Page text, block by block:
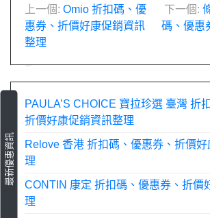
文
章
導
上一個: Omio 折扣碼、優
惠券、折價好康促銷資訊
整理
下一個:
碼、優惠
最新優惠資訊
PAULA’S CHOICE 寶拉珍選 臺灣 折
折價好康促銷資訊整理
Relove 香港 折扣碼、優惠券、折價
理
CONTIN 康定 折扣碼、優惠券、折價
理